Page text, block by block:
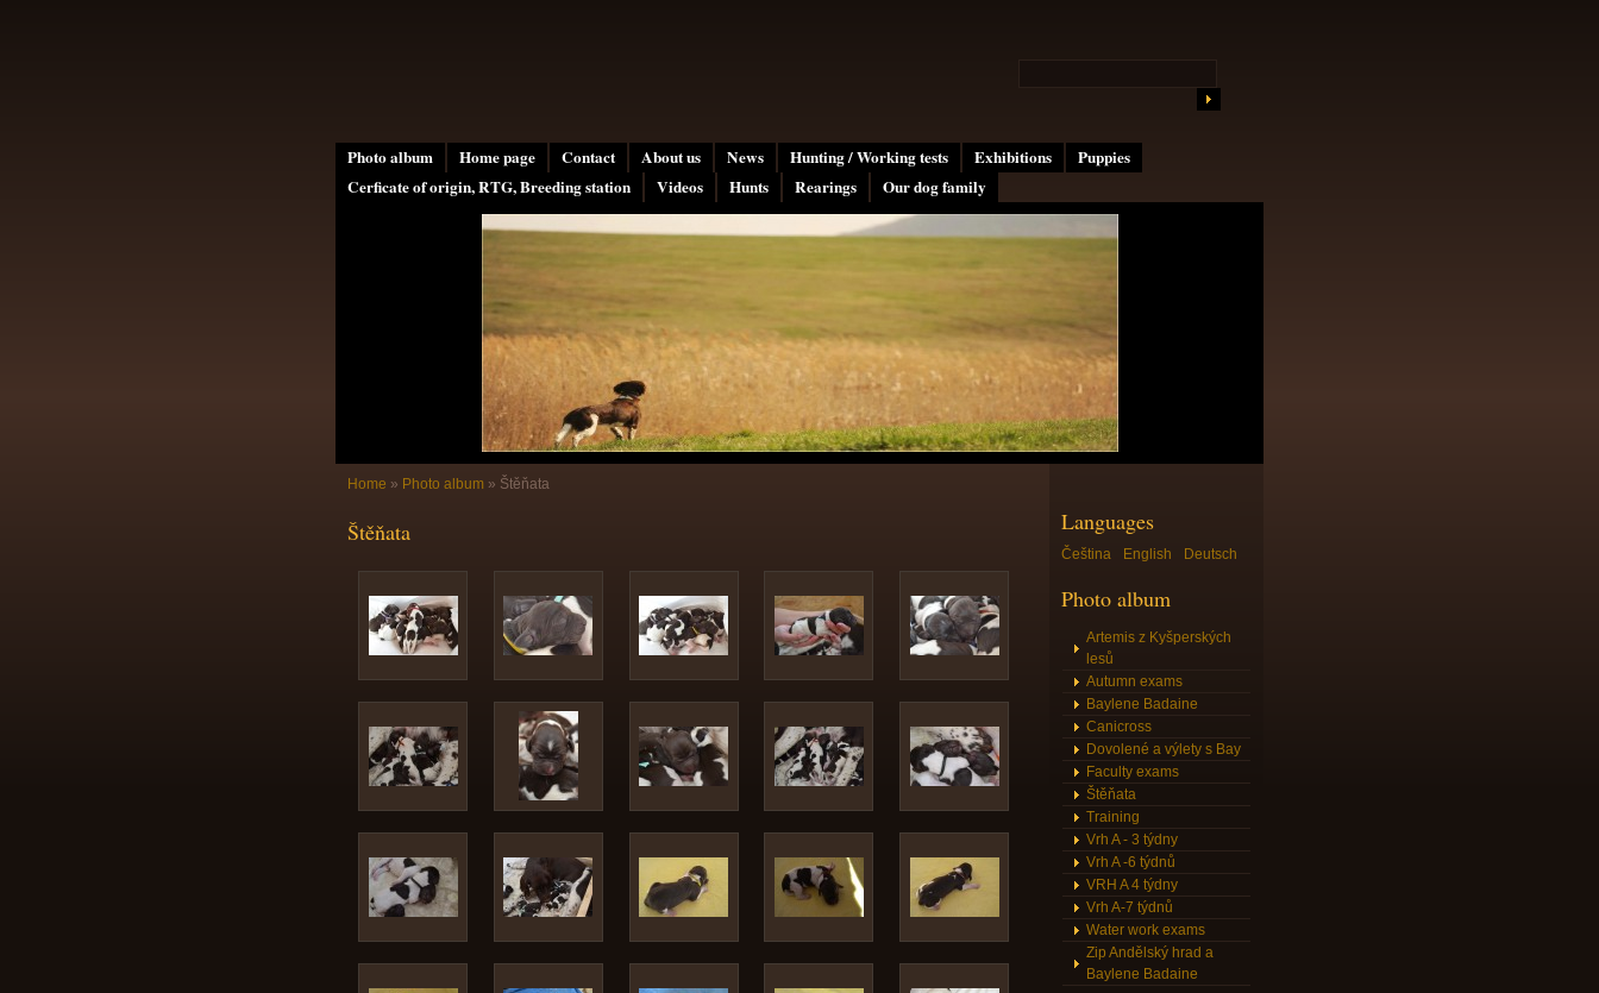
Photo album Home page Contact About us News Hunting / Working tests Exhibitions
Puppies
Cerficate of origin, RTG, Breeding station
Videos Hunts Rearings Our dog family
Home » Photo album » Štěňata
Štěňata Languages
Čeština English Deutsch
Photo album
Artemis z Kyšperských
lesů
Autumn exams
Baylene Badaine
Canicross
Dovolené a výlety s Bay
Faculty exams
Štěňata
Training
Vrh A - 3 týdny
Vrh A -6 týdnů
VRH A 4 týdny
Vrh A-7 týdnů
Water work exams
Zip Andělský hrad a
Baylene Badaine